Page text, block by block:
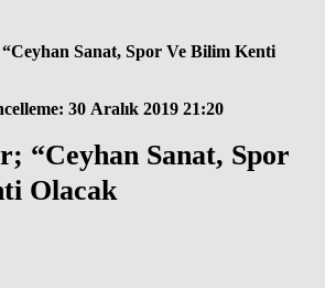
Sanat, Spor Ve Bilim Kenti
30 Aralık 2019 21:20
“Ceyhan Sanat, Spor
Olacak